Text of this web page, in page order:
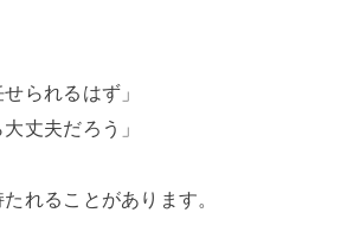
られるはず」
丈夫だろう」
れることがあります。